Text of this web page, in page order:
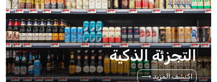
التجزئة الذكية
اكتشف المزيد ⟶